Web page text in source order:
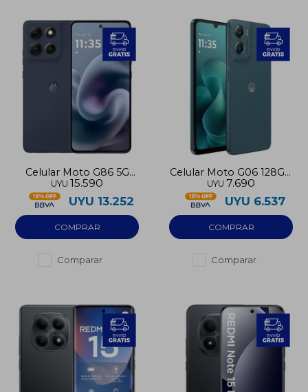
Celular Moto G86 5G
256GB 8GB RAM
UYU 15.590
UYU 13.252
Comparar
Celular Moto G06 128GB
4G
UYU 7.690
UYU 6.537
Comparar